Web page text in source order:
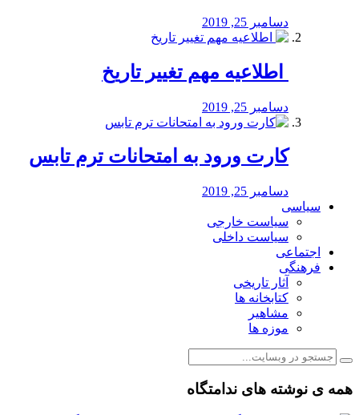
دسامبر 25, 2019
️ اطلاعیه مهم تغییر تاریخ
دسامبر 25, 2019
کارت ورود به امتحانات ترم تابس
دسامبر 25, 2019
سیاسی
سیاست خارجی
سیاست داخلی
اجتماعی
فرهنگی
آثار تاریخی
کتابخانه ها
مشاهیر
موزه ها
همه ی نوشته های ندامتگاه